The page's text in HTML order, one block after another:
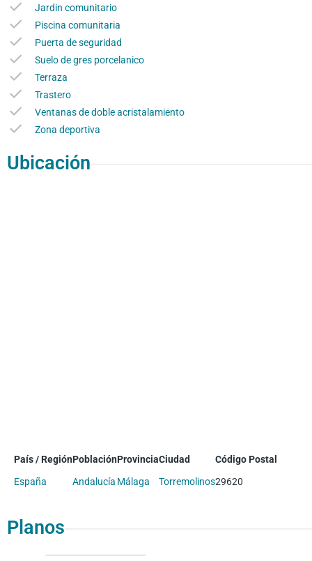
Jardin comunitario
Piscina comunitaria
Puerta de seguridad
Suelo de gres porcelanico
Terraza
Trastero
Ventanas de doble acristalamiento
Zona deportiva
Ubicación
País / Región
España
Población
Andalucía
Provincia
Málaga
Ciudad
Torremolinos
Código Postal
29620
Planos